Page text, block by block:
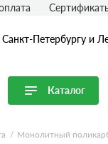
Петербургу и
Каталог
Монолитный